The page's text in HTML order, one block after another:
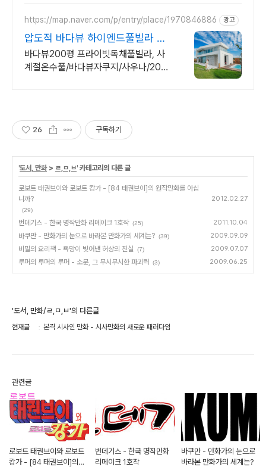
https://map.naver.com/p/entry/place/1970846886 광고
압도적 바다뷰 하이엔드풀빌라 7-
8월 한정 수영장 포함
바다뷰200평 프라이빗독채풀빌라, 사
계절온수풀/바다뷰자쿠지/사우나/200
26 구독하기
'도서, 만화> ㄹ,ㅁ,ㅂ' 카테고리의 다른 글
로보트 태권브이와 로보트 캉가 - [84 태권브이]의 원작만화를 아십
니까?
(29)
2012.02.27
번데기스 - 한국 명작만화 리메이크 1호작 (25) 2011.10.04
바쿠만 - 만화가의 눈으로 바라본 만화가의 세계는? (39) 2009.09.09
비밀의 요리책 - 욕망이 빚어낸 허상의 진실 (7) 2009.07.07
루머의 루머의 루머 - 소문, 그 무시무시한 파괴력 (3) 2009.06.25
'도서, 만화/ㄹ,ㅁ,ㅂ'의 다른글
현재글 본격 시사인 만화 - 시사만화의 새로운 패러다임
관련글
로보트 태권브이와 로보트
캉가 - [84 태권브이]의
번데기스 - 한국 명작만화
리메이크 1호작
바쿠만 - 만화가의 눈으로
바라본 만화가의 세계는?